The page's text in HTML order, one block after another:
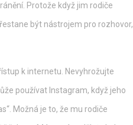
Protože když jim rodiče
být nástrojem pro rozhovor,
k internetu. Nevyhrožujte
používat Instagram, když jeho
Možná je to, že mu rodiče